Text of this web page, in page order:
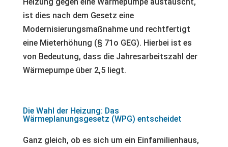
ist dies nach dem Gesetz eine
Modernisierungsmaßnahme und rechtfertigt
eine Mieterhöhung (§ 71o GEG). Hierbei ist es
von Bedeutung, dass die Jahresarbeitszahl der
Wärmepumpe über 2,5 liegt.
Die Wahl der Heizung: Das
Wärmeplanungsgesetz (WPG) entscheidet
Ganz gleich, ob es sich um ein Einfamilienhaus,